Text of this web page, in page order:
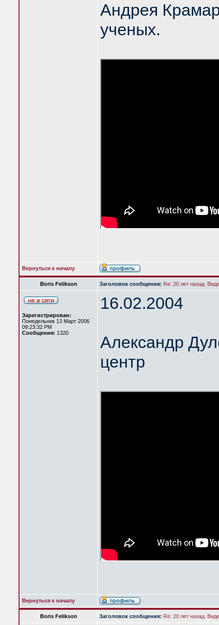
Андрея
ученых.
Вернуться к началу
Boris Felikson Заголовок сообщения: Re: 20 лет назад.
Зарегистрирован:
Понедельник 13 Март 2006
09:23:32 PM
Сообщения: 1320
16.02.2004
Александр
центр
Вернуться к началу
Boris Felikson Заголовок сообщения: Re: 20 лет назад.